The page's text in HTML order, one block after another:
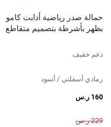
حمالة صدر رياضية أدابت كامو
بظهر بأشرطة بتصميم متقاطع
دعم خفيف
رمادي أسفلتي / أسود
160 ر.س
229 ر.س